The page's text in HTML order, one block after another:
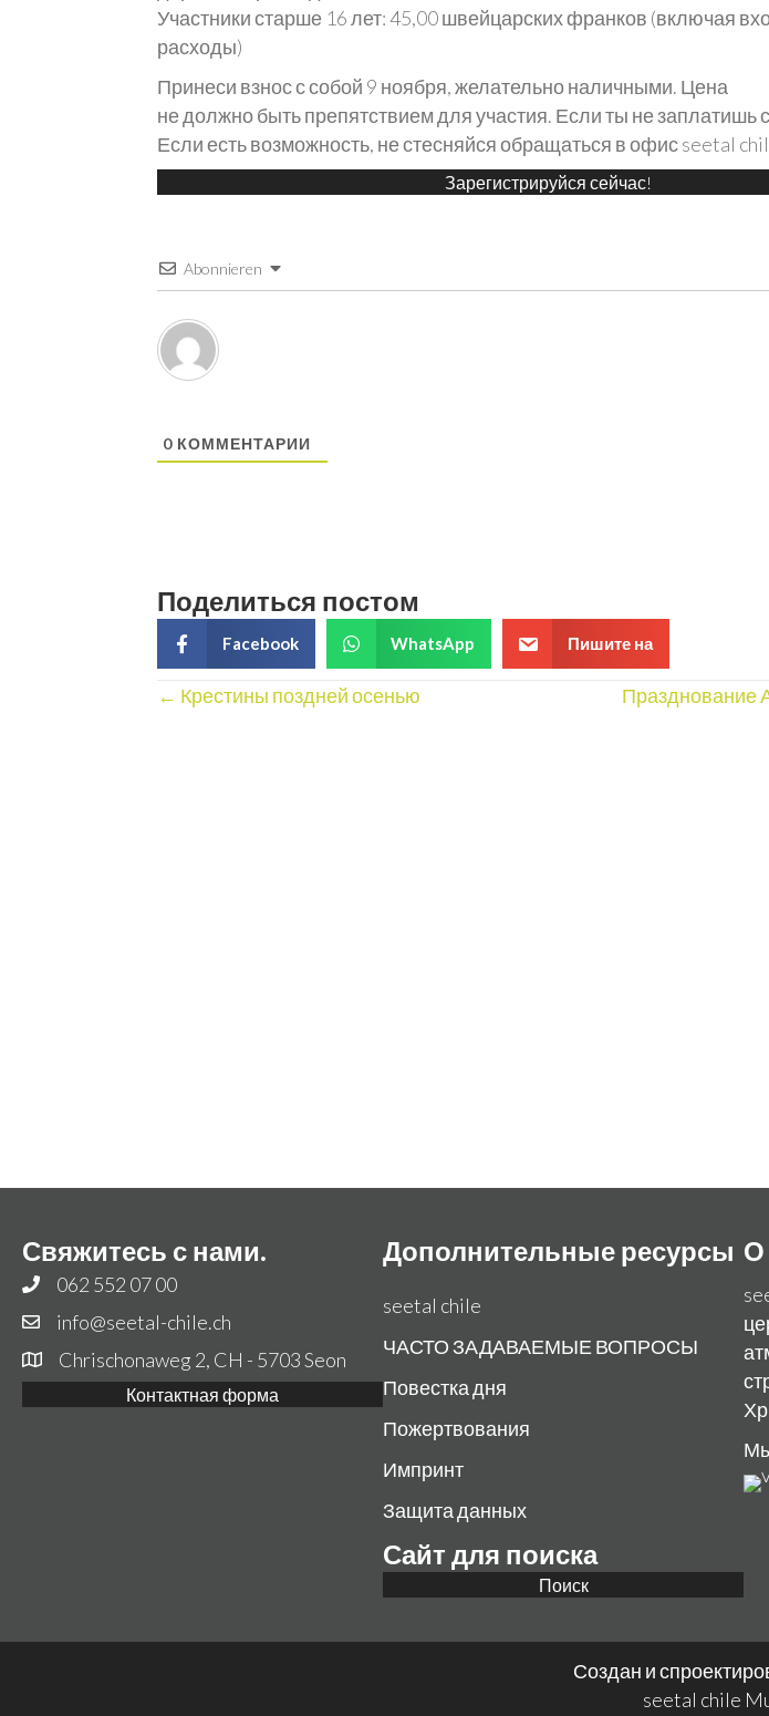
Участники старше 16 лет: 45,00 швейцарских франков (включая
расходы)
Принеси взнос с собой 9 ноября, желательно наличными. Цена
не должно быть препятствием для участия. Если ты не заплатишь
Если есть возможность, не стесняйся обращаться в офис seetal
Зарегистрируйся сейчас!
Abonnieren
0 КОММЕНТАРИИ
Поделиться постом
Facebook WhatsApp Пишите на
Posts
← Крестины поздней осенью
Празднование
Свяжитесь с нами.
062 552 07 00
info@seetal-chile.ch
Chrischonaweg 2, CH - 5703 Seon
Контактная форма
Дополнительные ресурсы
seetal chile
ЧАСТО ЗАДАВАЕМЫЕ ВОПРОСЫ
Повестка дня
Пожертвования
Импринт
Защита данных
Сайт для поиска
Поиск
О
Создан и
seetal chile